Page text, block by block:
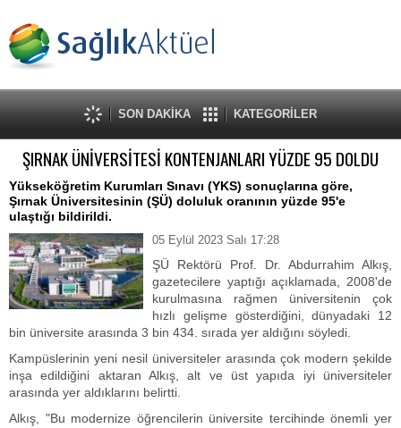
SON DAKİKA KATEGORİLER
ŞIRNAK ÜNİVERSİTESİ KONTENJANLARI YÜZDE 95 DOLDU
Yükseköğretim Kurumları Sınavı (YKS) sonuçlarına göre,
Şırnak Üniversitesinin (ŞÜ) doluluk oranının yüzde 95'e
ulaştığı bildirildi.
05 Eylül 2023 Salı 17:28
ŞÜ Rektörü Prof. Dr. Abdurrahim Alkış,
gazetecilere yaptığı açıklamada, 2008'de
kurulmasına rağmen üniversitenin çok
hızlı gelişme gösterdiğini, dünyadaki 12
bin üniversite arasında 3 bin 434. sırada yer aldığını söyledi.
Kampüslerinin yeni nesil üniversiteler arasında çok modern şekilde
inşa edildiğini aktaran Alkış, alt ve üst yapıda iyi üniversiteler
arasında yer aldıklarını belirtti.
Alkış, "Bu modernize öğrencilerin üniversite tercihinde önemli yer